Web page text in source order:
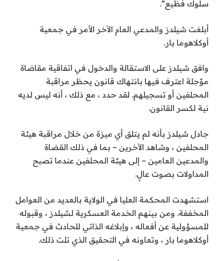
سلوك فظيع”.
أبلغت شيلدز والمدعي العام الآخر الأمر في جمعية
أوكلاهوما بار.
وافق شيلدز على الاستقالة والدخول في اتفاقية مقاضاة
مؤجلة اعترف فيها بانتهاك قانون يحظر مراقبة
المحلفين أو تسجيلهم. لقد حدد ، مع ذلك ، أنه ليس لديه
نية لكسر القانون.
جادل شيلدز بأنه لم يتلق أي ميزة من خلال مراقبة هيئة
المحلفين ، وشاهد الآخرين – بما في ذلك القضاة
والمدعين العامين – إلى هيئة المحلفين عندما تصبح
المداولات بصوت عالٍ.
استشهدت المحكمة العليا في الولاية بالعديد من العوامل
المخففة. ومن بينهم الخدمة العسكرية لشيلدز ، وقبوله
للمسؤولية عن أفعاله ، وإبلاغه الذاتي للحادث في جمعية
أوكلاهوما بار ، وتعاونه في التحقيق الذي تلت ذلك.